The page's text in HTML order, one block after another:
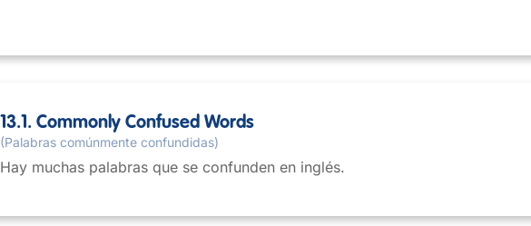
13.1. Commonly Confused Words
(Palabras comúnmente confundidas)
Hay muchas palabras que se confunden en inglés.